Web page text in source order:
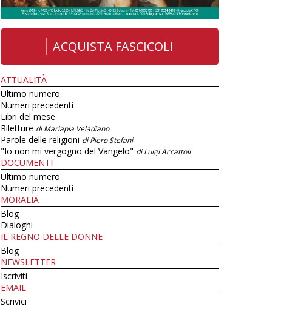
ACQUISTA FASCICOLI
ATTUALITÀ
Ultimo numero
Numeri precedenti
Libri del mese
Riletture di Mariapia Veladiano
Parole delle religioni di Piero Stefani
"Io non mi vergogno del Vangelo" di Luigi Accattoli
DOCUMENTI
Ultimo numero
Numeri precedenti
MORALIA
Blog
Dialoghi
IL REGNO DELLE DONNE
Blog
NEWSLETTER
Iscriviti
EMAIL
Scrivici